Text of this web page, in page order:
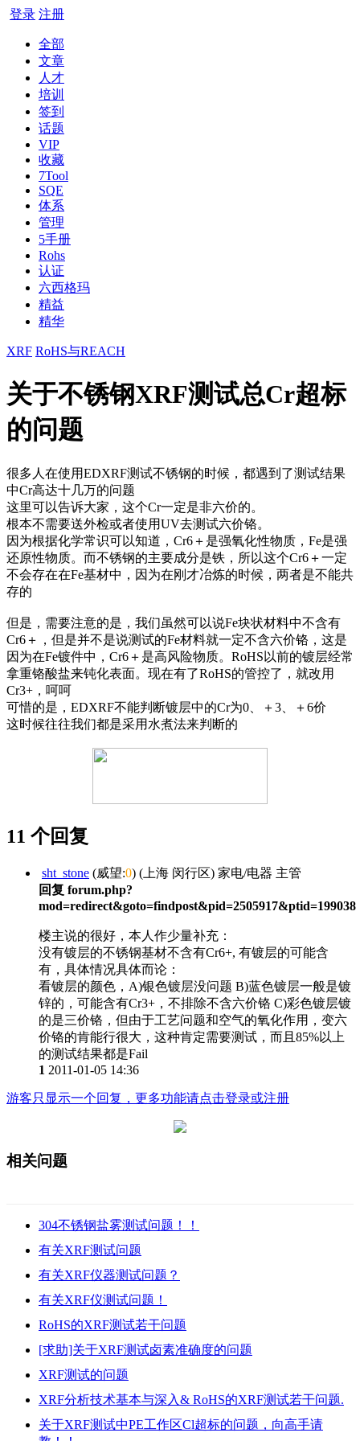
登录 注册
全部
文章
人才
培训
签到
话题
VIP
收藏
7Tool
SQE
体系
管理
5手册
Rohs
认证
六西格玛
精益
精华
XRF RoHS与REACH
关于不锈钢XRF测试总Cr超标
的问题
很多人在使用EDXRF测试不锈钢的时候，都遇到了测试结果
中Cr高达十几万的问题
这里可以告诉大家，这个Cr一定是非六价的。
根本不需要送外检或者使用UV去测试六价铬。
因为根据化学常识可以知道，Cr6＋是强氧化性物质，Fe是强
还原性物质。而不锈钢的主要成分是铁，所以这个Cr6＋一定
不会存在在Fe基材中，因为在刚才冶炼的时候，两者是不能共
存的
但是，需要注意的是，我们虽然可以说Fe块状材料中不含有
Cr6＋，但是并不是说测试的Fe材料就一定不含六价铬，这是
因为在Fe镀件中，Cr6＋是高风险物质。RoHS以前的镀层经常
拿重铬酸盐来钝化表面。现在有了RoHS的管控了，就改用
Cr3+，呵呵
可惜的是，EDXRF不能判断镀层中的Cr为0、＋3、＋6价
这时候往往我们都是采用水煮法来判断的
11 个回复
sht_stone (威望:0) (上海 闵行区) 家电/电器 主管
回复 forum.php?
mod=redirect&goto=findpost&pid=2505917&ptid=199038
楼主说的很好，本人作少量补充：
没有镀层的不锈钢基材不含有Cr6+, 有镀层的可能含
有，具体情况具体而论：
看镀层的颜色，A)银色镀层没问题 B)蓝色镀层一般是镀
锌的，可能含有Cr3+，不排除不含六价铬 C)彩色镀层镀
的是三价铬，但由于工艺问题和空气的氧化作用，变六
价铬的肯能行很大，这种肯定需要测试，而且85%以上
的测试结果都是Fail
1 2011-01-05 14:36
游客只显示一个回复，更多功能请点击登录或注册
相关问题
304不锈钢盐雾测试问题！！
有关XRF测试问题
有关XRF仪器测试问题？
有关XRF仪测试问题！
RoHS的XRF测试若干问题
[求助]关于XRF测试卤素准确度的问题
XRF测试的问题
XRF分析技术基本与深入& RoHS的XRF测试若干问题.
关于XRF测试中PE工作区Cl超标的问题，向高手请